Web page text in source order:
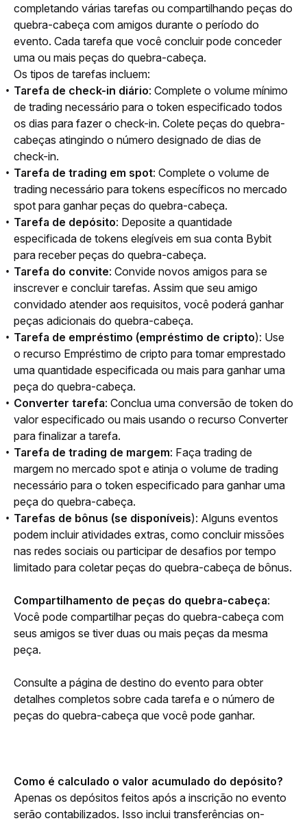
completando várias tarefas ou compartilhando peças do
quebra-cabeça com amigos durante o período do
evento. Cada tarefa que você concluir pode conceder
uma ou mais peças do quebra-cabeça.
Os tipos de tarefas incluem:
Tarefa de check-in diário: Complete o volume mínimo
de trading necessário para o token especificado todos
os dias para fazer o check-in. Colete peças do quebra-
cabeças atingindo o número designado de dias de
check-in.
Tarefa de trading em spot: Complete o volume de
trading necessário para tokens específicos no mercado
spot para ganhar peças do quebra-cabeça.
Tarefa de depósito: Deposite a quantidade
especificada de tokens elegíveis em sua conta Bybit
para receber peças do quebra-cabeça.
Tarefa do convite: Convide novos amigos para se
inscrever e concluir tarefas. Assim que seu amigo
convidado atender aos requisitos, você poderá ganhar
peças adicionais do quebra-cabeça.
Tarefa de empréstimo (empréstimo de cripto): Use
o recurso Empréstimo de cripto para tomar emprestado
uma quantidade especificada ou mais para ganhar uma
peça do quebra-cabeça.
Converter tarefa: Conclua uma conversão de token do
valor especificado ou mais usando o recurso Converter
para finalizar a tarefa.
Tarefa de trading de margem: Faça trading de
margem no mercado spot e atinja o volume de trading
necessário para o token especificado para ganhar uma
peça do quebra-cabeça.
Tarefas de bônus (se disponíveis): Alguns eventos
podem incluir atividades extras, como concluir missões
nas redes sociais ou participar de desafios por tempo
limitado para coletar peças do quebra-cabeça de bônus.
Compartilhamento de peças do quebra-cabeça:
Você pode compartilhar peças do quebra-cabeça com
seus amigos se tiver duas ou mais peças da mesma
peça.
Consulte a página de destino do evento para obter
detalhes completos sobre cada tarefa e o número de
peças do quebra-cabeça que você pode ganhar.
Como é calculado o valor acumulado do depósito?
Apenas os depósitos feitos após a inscrição no evento
serão contabilizados. Isso inclui transferências on-